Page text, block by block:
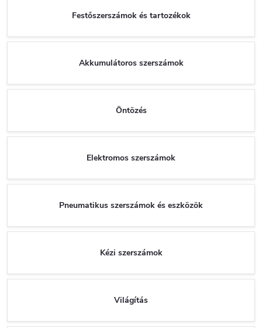
Festőszerszámok és tartozékok
Akkumulátoros szerszámok
Öntözés
Elektromos szerszámok
Pneumatikus szerszámok és eszközök
Kézi szerszámok
Világítás